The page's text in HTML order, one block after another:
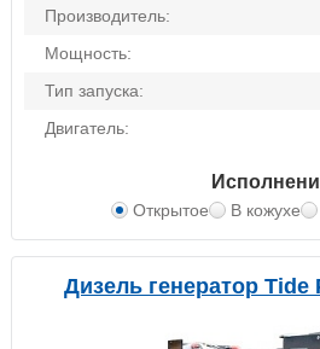
Производитель:
Мощность:
Тип запуска:
Двигатель:
Открытое В кожухе
Дизель генератор Tide